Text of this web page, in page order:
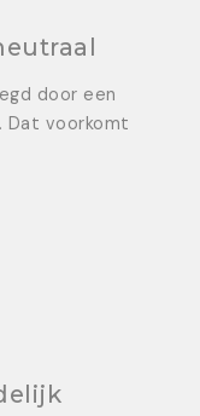
door een
Dat voorkomt